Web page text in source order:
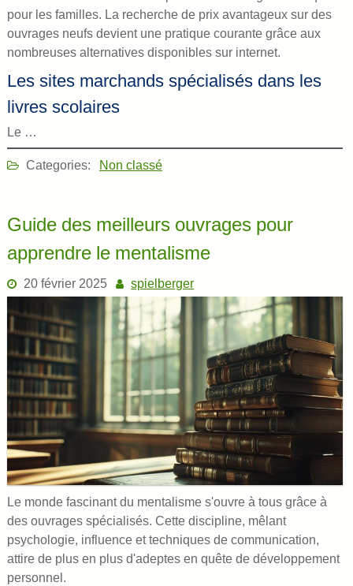
pour les familles. La recherche de prix avantageux sur des
ouvrages neufs devient une pratique courante grâce aux
nombreuses alternatives disponibles sur internet.
Les sites marchands spécialisés dans les
livres scolaires
Le …
Categories: Non classé
Guide des meilleurs ouvrages pour
apprendre le mentalisme
20 février 2025 spielberger
Le monde fascinant du mentalisme s'ouvre à tous grâce à
des ouvrages spécialisés. Cette discipline, mêlant
psychologie, influence et techniques de communication,
attire de plus en plus d'adeptes en quête de développement
personnel.